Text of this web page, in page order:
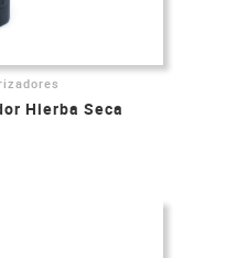
Hierba Seca